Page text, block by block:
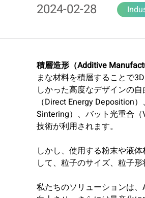
2024-02-28
積層造形（Additive
まな材料を積層することで
しかった高度なデザインの
（Direct Energy Deposition
Sintering）、バット光重合
技術が利用されます。
しかし、使用する粉末や液
して、粒子のサイズ、粒子
私たちのソリューションは